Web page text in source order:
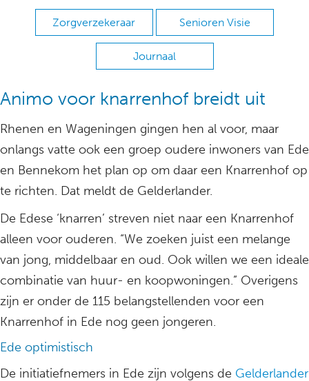
Zorgverzekeraar Senioren Visie
Journaal
Animo voor knarrenhof breidt uit
Rhenen en Wageningen gingen hen al voor, maar
onlangs vatte ook een groep oudere inwoners van Ede
en Bennekom het plan op om daar een Knarrenhof op
te richten. Dat meldt de Gelderlander.
De Edese ‘knarren’ streven niet naar een Knarrenhof
alleen voor ouderen. “We zoeken juist een melange
van jong, middelbaar en oud. Ook willen we een ideale
combinatie van huur- en koopwoningen.” Overigens
zijn er onder de 115 belangstellenden voor een
Knarrenhof in Ede nog geen jongeren.
Ede optimistisch
De initiatiefnemers in Ede zijn volgens de Gelderlander